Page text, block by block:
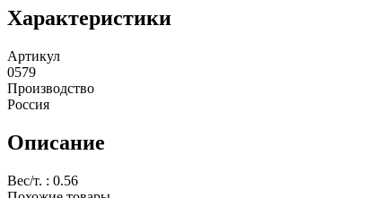
Характеристики
Артикул
0579
Производство
Россия
Описание
Вес/т. : 0.56